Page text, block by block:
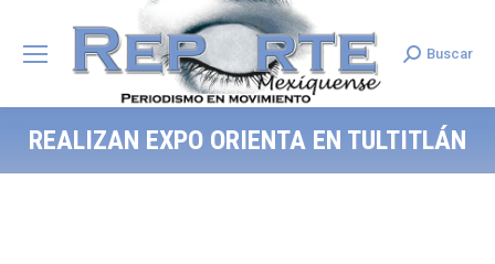
Search:
Buscar
REALIZAN EXPO ORIENTA EN TULTITLÁN